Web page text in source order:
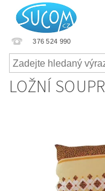
376 524 990
LOŽNÍ